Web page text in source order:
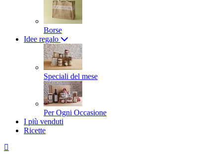
Borse
Idee regalo
Speciali del mese
Per Ogni Occasione
I più venduti
Ricette